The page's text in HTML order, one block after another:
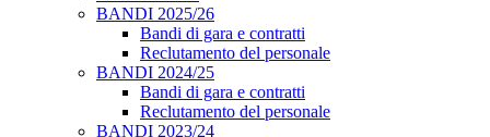
BANDI 2025/26
Bandi di gara e contratti
Reclutamento del personale
BANDI 2024/25
Bandi di gara e contratti
Reclutamento del personale
BANDI 2023/24